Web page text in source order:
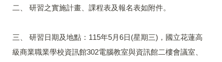
二、 研習之實施計畫、課程表及報名表如附件。
三、 研習日期及地點：115年5月6日(星期三)，國立花蓮高
級商業職業學校資訊館302電腦教室與資訊館二樓會議室、